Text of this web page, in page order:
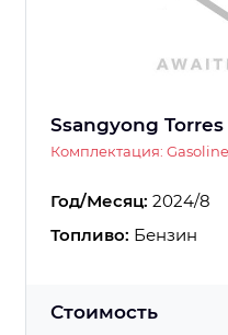
Ssangyong Torres
Комплектация: Gasoline
Год/Месяц: 2024/8
Топливо: Бензин
Стоимость